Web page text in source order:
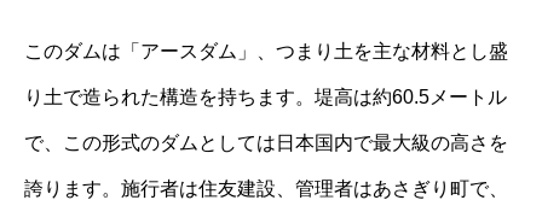
このダムは「アースダム」、つまり土を主な材料とし盛
り土で造られた構造を持ちます。堤高は約60.5メートル
で、この形式のダムとしては日本国内で最大級の高さを
誇ります。施行者は住友建設、管理者はあさぎり町で、